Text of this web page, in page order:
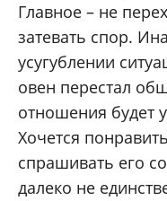
Главное – не
затевать спор.
усугублении
овен перестал
отношения будет
Хочется
спрашивать его
далеко не